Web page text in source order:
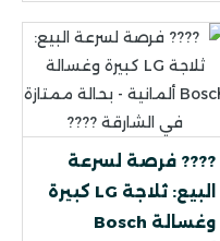
???? فرصة لسرعة
البيع: ثلاجة LG كبيرة
وغسالة Bosch